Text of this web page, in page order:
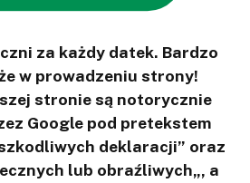
za każdy datek. Bardzo
w prowadzeniu strony!
stronie są notorycznie
Google pod pretekstem
deklaracji” oraz
lub obraźliwych„, a